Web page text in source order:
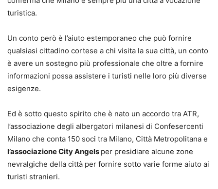
turistica.
Un conto però è l’aiuto estemporaneo che può fornire
qualsiasi cittadino cortese a chi visita la sua città, un conto
è avere un sostegno più professionale che oltre a fornire
informazioni possa assistere i turisti nelle loro più diverse
esigenze.
Ed è sotto questo spirito che è nato un accordo tra ATR,
l’associazione degli albergatori milanesi di Confesercenti
Milano che conta 150 soci tra Milano, Città Metropolitana e
l’associazione City Angels per presidiare alcune zone
nevralgiche della città per fornire sotto varie forme aiuto ai
turisti stranieri.